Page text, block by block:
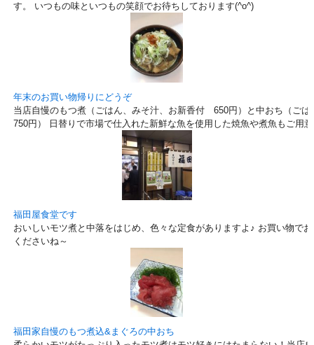
す。 いつもの味といつもの笑顔でお待ちしております(^o^)
年末のお買い物帰りにどうぞ
当店自慢のもつ煮（ごはん、みそ汁、お新香付 650円）と中おち（ご
750円） 日替りで市場で仕入れた新鮮な魚を使用した焼魚や煮魚もご用
福田屋食堂です
おいしいモツ煮と中落をはじめ、色々な定食がありますよ♪ お買い物で
くださいね～
福田家自慢のもつ煮込&まぐろの中おち